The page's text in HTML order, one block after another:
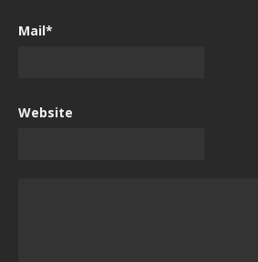
Mail*
Website